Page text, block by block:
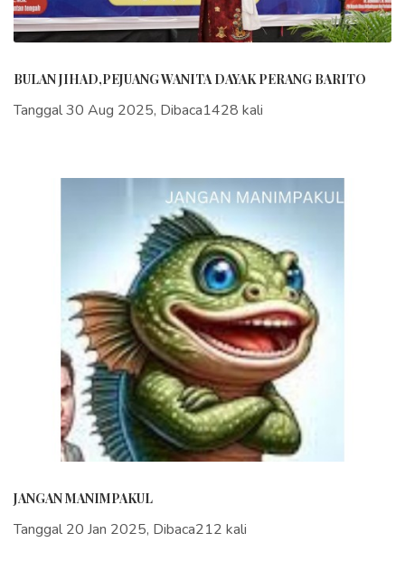
BULAN JIHAD,PEJUANG WANITA DAYAK PERANG BARITO
Tanggal 30 Aug 2025, Dibaca1428 kali
JANGAN MANIMPAKUL
Tanggal 20 Jan 2025, Dibaca212 kali